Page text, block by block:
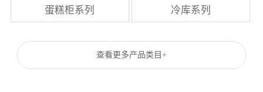
蛋糕柜系列 冷库系列
查看更多产品类目+